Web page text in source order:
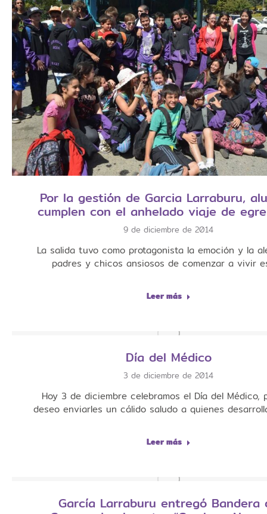
Por la gestión de Garcia Larraburu,
cumplen con el anhelado viaje de
9 de diciembre de 2014
La salida tuvo como protagonista la emoción y la
padres y chicos ansiosos de comenzar a vivir
Leer más
Día del Médico
3 de diciembre de 2014
Hoy 3 de diciembre celebramos el Día del Médico,
deseo enviarles un cálido saludo a quienes
Leer más
García Larraburu entregó Bandera